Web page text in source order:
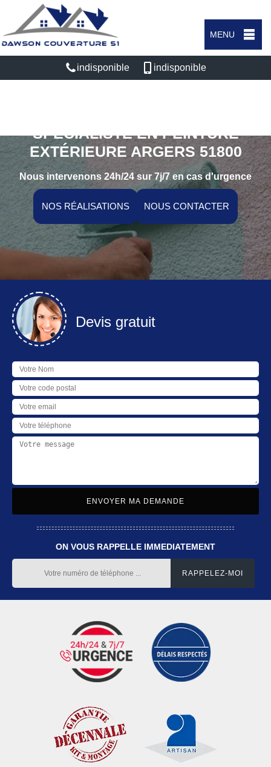
MENU
indisponible indisponible
SPÉCIALISTE EN PEINTURE
EXTÉRIEURE ARGERS 51800
Nous intervenons 24h/24 sur 7j/7 en cas d'urgence
NOS RÉALISATIONS NOUS CONTACTER
Devis gratuit
ON VOUS RAPPELLE IMMEDIATEMENT